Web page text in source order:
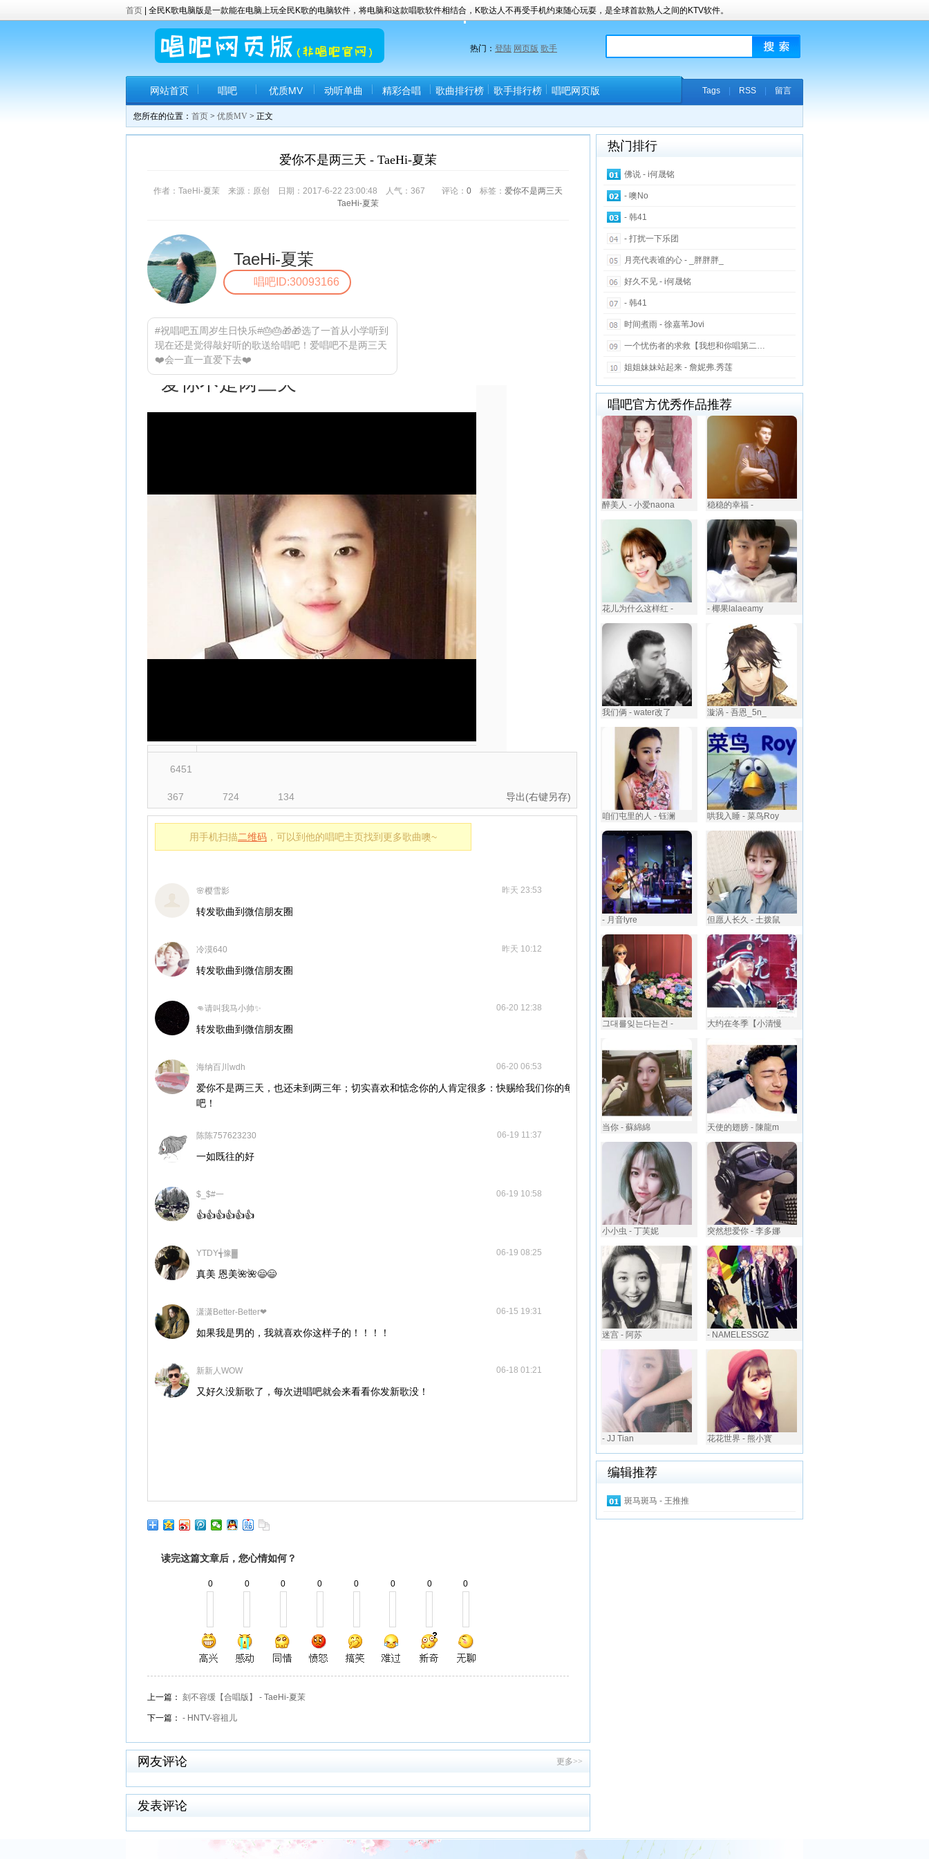
首页 | 全民K歌电脑版是一款能在电脑上玩全民K歌的电脑软件，将电脑和这款唱歌软件相结合，K歌达人不再受手机约束随心玩耍，是全球首款熟人之间的KTV软件。
热门： 登陆 网页版 歌手
网站首页 唱吧 优质MV 动听单曲 精彩合唱 歌曲排行榜 歌手排行榜 唱吧网页版 Tags| RSS| 留言
您所在的位置： 首页 > 优质MV > 正文
爱你不是两三天 - TaeHi-夏茉
作者：TaeHi-夏茉 来源：原创 日期：2017-6-22 23:00:48 人气： 367 评论： 0 标签： 爱你不是两三天
TaeHi-夏茉
TaeHi-夏茉
唱吧ID:30093166
#祝唱吧五周岁生日快乐#🎂🎂🎁🎁选了一首从小学听到
现在还是觉得敲好听的歌送给唱吧！爱唱吧不是两三天
❤️会一直一直爱下去❤️
6451
367 724 134 导出(右键另存)
用手机扫描二维码 ，可以到他的唱吧主页找到更多歌曲噢~
🌸樱雪影 昨天 23:53
转发歌曲到微信朋友圈
冷漠640 昨天 10:12
转发歌曲到微信朋友圈
👊请叫我马小帅✨ 06-20 12:38
转发歌曲到微信朋友圈
海纳百川wdh 06-20 06:53
爱你不是两三天，也还未到两三年；切实喜欢和惦念你的人肯定很多：快赐给我们你的每周一歌
吧！
陈陈757623230 06-19 11:37
一如既往的好
$_$#一 06-19 10:58
👍👍👍👍👍👍
YTDY╅豫▓ 06-19 08:25
真美 恩美🌺🌺😄😄
潇潇Better-Better❤ 06-15 19:31
如果我是男的，我就喜欢你这样子的！！！！
新新人WOW 06-18 01:21
又好久没新歌了，每次进唱吧就会来看看你发新歌没！
读完这篇文章后，您心情如何？
0 0 0 0 0 0 0 0
上一篇： 刻不容缓【合唱版】 - TaeHi-夏茉
下一篇： - HNTV-容祖儿
更多>>
网友评论
发表评论
热门排行
佛说 - i何晟铭
- 噢No
- 韩41
- 打扰一下乐团
月亮代表谁的心 - _胖胖胖_
好久不见 - i何晟铭
- 韩41
时间煮雨 - 徐嘉苇Jovi
一个忧伤者的求救【我想和你唱第二…
姐姐妹妹站起来 - 詹妮弗.秀莲
唱吧官方优秀作品推荐
醉美人 - 小爱naona 稳稳的幸福 -
花儿为什么这样红 - - 椰果lalaeamy
我们俩 - water改了 漩涡 - 吾恩_5n_
咱们屯里的人 - 钰澜 哄我入睡 - 菜鸟Roy
- 月音lyre 但愿人长久 - 土拨鼠
그대를잊는다는건 - 大约在冬季【小清慢
当你 - 蘇綿綿 天使的翅膀 - 陳龍m
小小虫 - 丁芙妮 突然想爱你 - 李多娜
迷宫 - 阿苏 - NAMELESSGZ
- JJ Tian 花花世界 - 熊小寳
编辑推荐
斑马斑马 - 王推推